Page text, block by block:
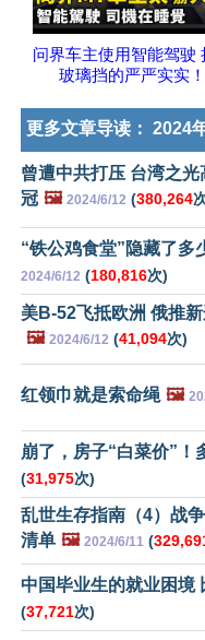
问界车主使用智能驾驶
玻璃挡的严严实实！
更多文章导读： 2024
曾遭中共打压 台湾之
冠 🖼️ 2024/6/12 (380,264
“铁公鸡食堂”隐藏了多
2024/6/12 (180,816次)
美B-52飞抵欧洲 俄推
🖼️ 2024/6/12 (41,094次)
红领巾就是索命绳 🖼️
崩了，房子“白菜价”！
(31,975次)
乱世生存指南（4）战
清单 🖼️ 2024/6/11 (
中国毕业生的就业困境
(37,721次)